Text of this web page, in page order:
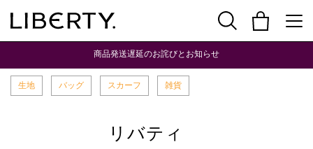
商品発送遅延のお詫びとお知らせ
生地 バッグ スカーフ 雑貨
リバティ